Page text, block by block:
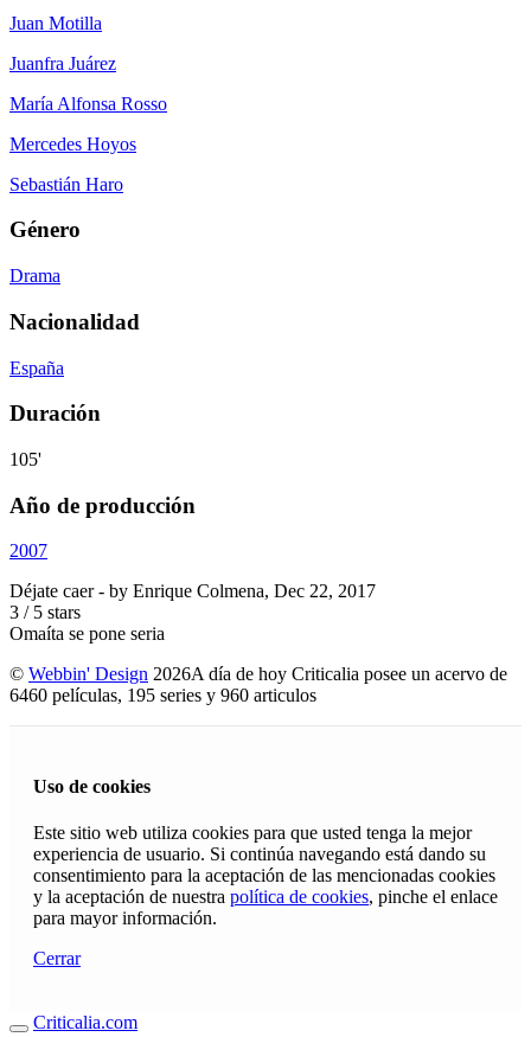
Juan Motilla
Juanfra Juárez
María Alfonsa Rosso
Mercedes Hoyos
Sebastián Haro
Género
Drama
Nacionalidad
España
Duración
105'
Año de producción
2007
Déjate caer- by Enrique Colmena, Dec 22, 2017
3 / 5 stars
Omaíta se pone seria
© Webbin' Design 2026A día de hoy Criticalia posee un acervo de
6460 películas, 195 series y 960 articulos
Uso de cookies
Este sitio web utiliza cookies para que usted tenga la mejor
experiencia de usuario. Si continúa navegando está dando su
consentimiento para la aceptación de las mencionadas cookies
y la aceptación de nuestra política de cookies, pinche el enlace
para mayor información.
Cerrar
Criticalia.com